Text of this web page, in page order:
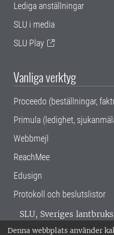
Denna webbplats använder
Lediga anställningar
SLU i media
SLU Play
Vanliga verktyg
Proceedo (beställningar,
Primula (ledighet,
Webbmejl
ReachMee
Edusign
Protokoll och beslutslistor
SLU, Sveriges
verksamhet över hela